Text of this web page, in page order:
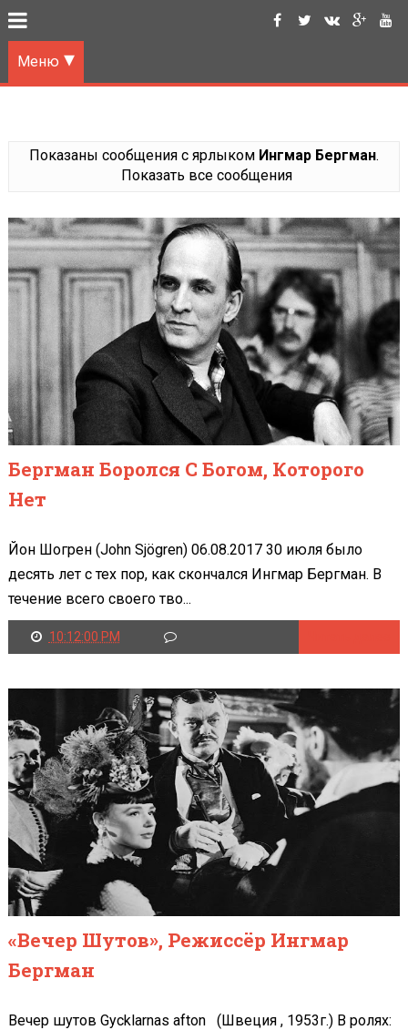
Меню
Показаны сообщения с ярлыком Ингмар Бергман.
Показать все сообщения
Бергман Боролся С Богом, Которого
Нет
Йон Шогрен (John Sjögren) 06.08.2017 30 июля было
десять лет с тех пор, как скончался Ингмар Бергман. В
течение всего своего тво...
10:12:00 PM
«Вечер Шутов», Режиссёр Ингмар
Бергман
Вечер шутов Gycklarnas afton (Швеция , 1953г.) В ролях: